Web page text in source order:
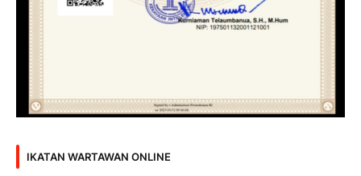
IKATAN WARTAWAN ONLINE